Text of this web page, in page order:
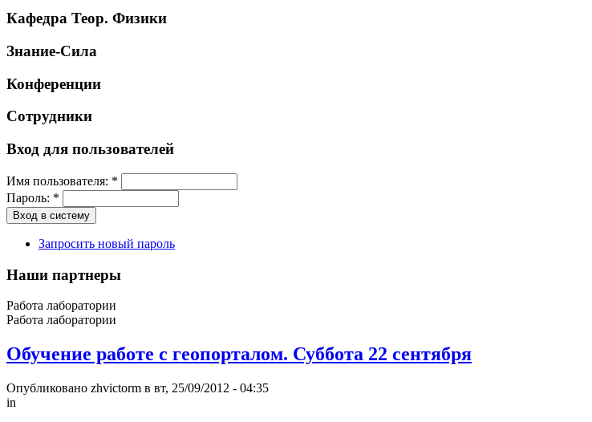
Кафедра Теор. Физики
Знание-Сила
Конференции
Сотрудники
Вход для пользователей
Имя пользователя: *
Пароль: *
Запросить новый пароль
Наши партнеры
Работа лаборатории
Работа лаборатории
Обучение работе с геопорталом. Суббота 22 сентября
Опубликовано zhvictorm в вт, 25/09/2012 - 04:35
in